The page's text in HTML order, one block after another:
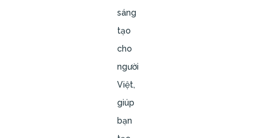
sáng
tạo
cho
người
Việt,
giúp
bạn